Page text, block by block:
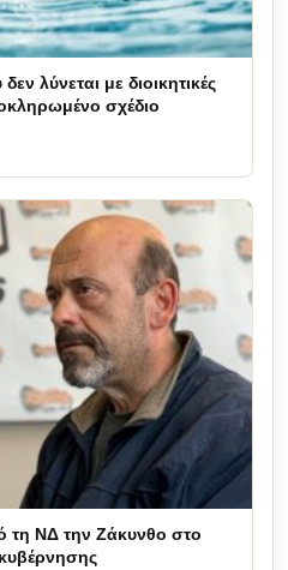
λύνεται με διοικητικές
σχέδιο
τη ΝΔ την Ζάκυνθο στο